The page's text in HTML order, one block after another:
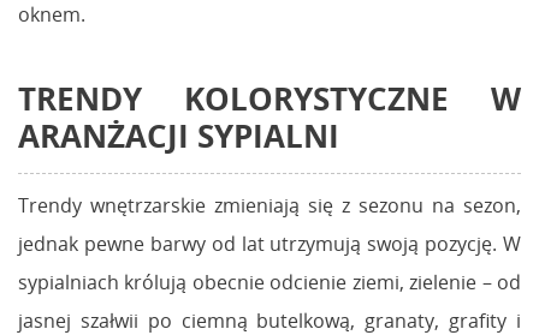
oknem.
TRENDY KOLORYSTYCZNE W
ARANŻACJI SYPIALNI
Trendy wnętrzarskie zmieniają się z sezonu na sezon,
jednak pewne barwy od lat utrzymują swoją pozycję. W
sypialniach królują obecnie odcienie ziemi, zielenie – od
jasnej szałwii po ciemną butelkową, granaty, grafity i